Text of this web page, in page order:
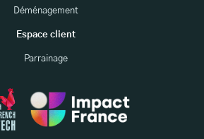
Déménagement
Espace client
Parrainage